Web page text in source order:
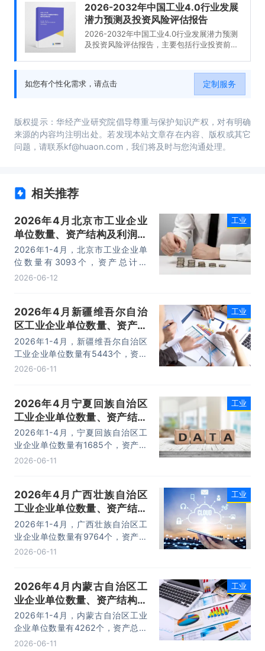
2026-2032年中国工业4.0行业发展
潜力预测及投资风险评估报告
2026-2032年中国工业4.0行业发展潜力预测
及投资风险评估报告，主要包括行业投资前
如您有个性化需求，请点击
定制服务
版权提示：华经产业研究院倡导尊重与保护知识产权，对有明确
来源的内容均注明出处。若发现本站文章存在内容、版权或其它
问题，请联系kf@huaon.com，我们将及时与您沟通处理。
相关推荐
2026年4月北京市工业企业
单位数量、资产结构及利润统
计分析
2026年1-4月，北京市工业企业单
位数量有3093个，资产总计为
82103.1亿元，负债合计为37511.6
2026-06-12
工业
2026年4月新疆维吾尔自治
区工业企业单位数量、资产结
构及利润统计分析
2026年1-4月，新疆维吾尔自治区
工业企业单位数量有5443个，资产
总计为43183.1亿元，负债合计为
元。
2026-06-11
工业
2026年4月宁夏回族自治区
工业企业单位数量、资产结构
及利润统计分析
2026年1-4月，宁夏回族自治区工
业企业单位数量有1685个，资产总
计为15867.4亿元，负债合计为
2026-06-11
工业
2026年4月广西壮族自治区
工业企业单位数量、资产结构
及利润统计分析
2026年1-4月，广西壮族自治区工
业企业单位数量有9764个，资产总
计为34650.3亿元，负债合计为
元。
2026-06-11
工业
2026年4月内蒙古自治区工
业企业单位数量、资产结构及
利润统计分析
2026年1-4月，内蒙古自治区工业
企业单位数量有4262个，资产总计
为56711.9亿元，负债合计为
2026-06-11
工业